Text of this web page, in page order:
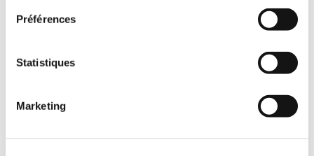
Préférences
Statistiques
Marketing
Exposition inaugurale « Mitoraj. Present » au musée
chevron_left chevron_right